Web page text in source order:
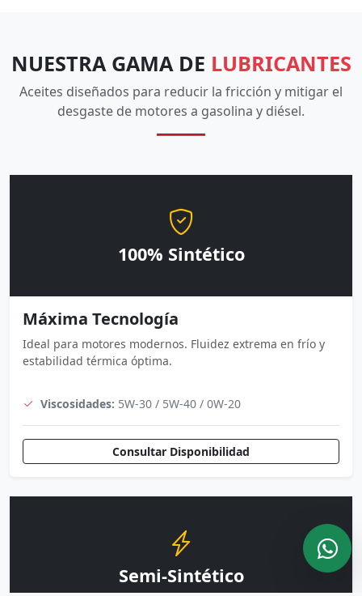
NUESTRA GAMA DE LUBRICANTES
Aceites diseñados para reducir la fricción y mitigar el
desgaste de motores a gasolina y diésel.
100% Sintético
Máxima Tecnología
Ideal para motores modernos. Fluidez extrema en frío y
estabilidad térmica óptima.
Viscosidades: 5W-30 / 5W-40 / 0W-20
Consultar Disponibilidad
Semi-Sintético